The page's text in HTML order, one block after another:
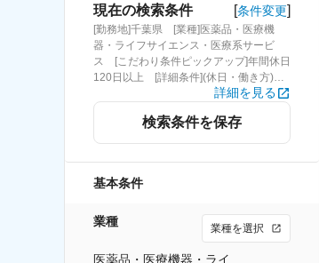
求人特集から探す
現在の検索条件 [条件変更]
[勤務地]千葉県 [業種]医薬品・医療機
器・ライフサイエンス・医療系サービ
ス [こだわり条件ピックアップ]年間休日
120日以上 [詳細条件](休日・働き方)年
詳細を見る
検索条件を保存
基本条件
業種 業種を選択
医薬品・医療機器・ライ